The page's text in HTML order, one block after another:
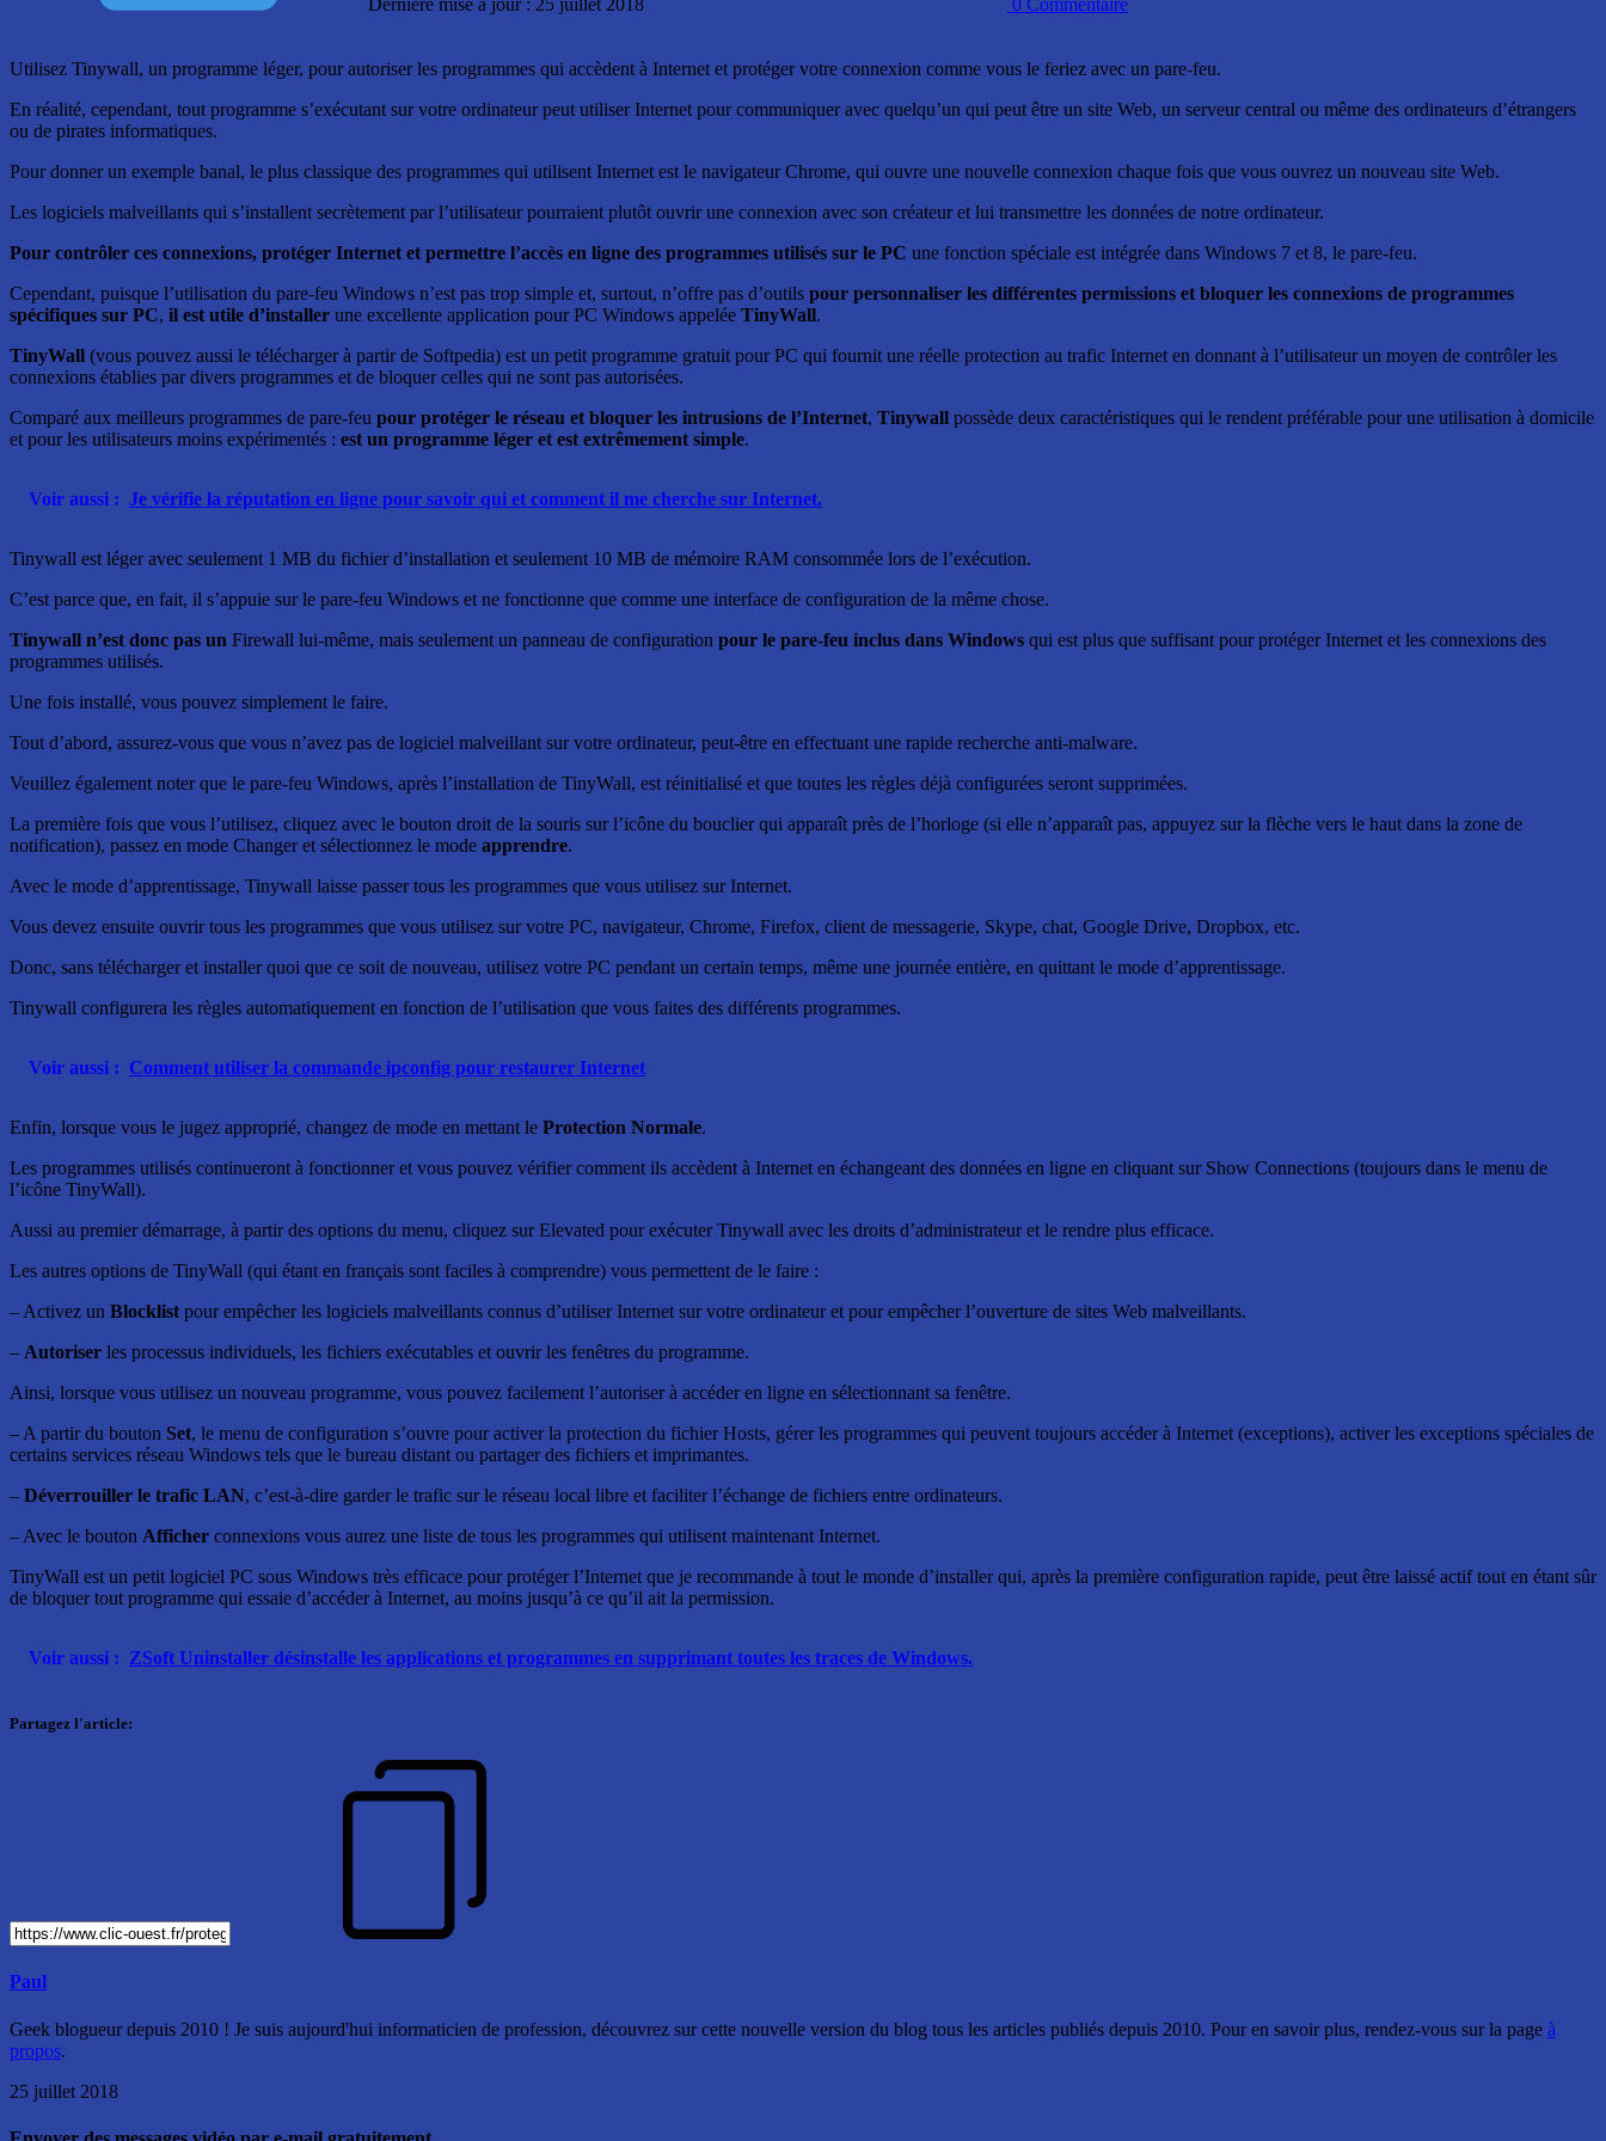
Utilisez Tinywall, un programme léger, pour autoriser les programmes qui accèdent à Internet et protéger votre connexion comme vous le feriez avec un pare-feu.
En réalité, cependant, tout programme s’exécutant sur votre ordinateur peut utiliser Internet pour communiquer avec quelqu’un qui peut être un site Web, un serveur central ou même des ordinateurs d’étrangers
ou de pirates informatiques.
Pour donner un exemple banal, le plus classique des programmes qui utilisent Internet est le navigateur Chrome, qui ouvre une nouvelle connexion chaque fois que vous ouvrez un nouveau site Web.
Les logiciels malveillants qui s’installent secrètement par l’utilisateur pourraient plutôt ouvrir une connexion avec son créateur et lui transmettre les données de notre ordinateur.
Pour contrôler ces connexions, protéger Internet et permettre l’accès en ligne des programmes utilisés sur le PC une fonction spéciale est intégrée dans Windows 7 et 8, le pare-feu.
Cependant, puisque l’utilisation du pare-feu Windows n’est pas trop simple et, surtout, n’offre pas d’outils pour personnaliser les différentes permissions et bloquer les connexions de programmes
spécifiques sur PC, il est utile d’installer une excellente application pour PC Windows appelée TinyWall.
TinyWall (vous pouvez aussi le télécharger à partir de Softpedia) est un petit programme gratuit pour PC qui fournit une réelle protection au trafic Internet en donnant à l’utilisateur un moyen de contrôler les
connexions établies par divers programmes et de bloquer celles qui ne sont pas autorisées.
Comparé aux meilleurs programmes de pare-feu pour protéger le réseau et bloquer les intrusions de l’Internet, Tinywall possède deux caractéristiques qui le rendent préférable pour une utilisation à domicile
et pour les utilisateurs moins expérimentés : est un programme léger et est extrêmement simple.
Voir aussi : Je vérifie la réputation en ligne pour savoir qui et comment il me cherche sur Internet.
Tinywall est léger avec seulement 1 MB du fichier d’installation et seulement 10 MB de mémoire RAM consommée lors de l’exécution.
C’est parce que, en fait, il s’appuie sur le pare-feu Windows et ne fonctionne que comme une interface de configuration de la même chose.
Tinywall n’est donc pas un Firewall lui-même, mais seulement un panneau de configuration pour le pare-feu inclus dans Windows qui est plus que suffisant pour protéger Internet et les connexions des
programmes utilisés.
Une fois installé, vous pouvez simplement le faire.
Tout d’abord, assurez-vous que vous n’avez pas de logiciel malveillant sur votre ordinateur, peut-être en effectuant une rapide recherche anti-malware.
Veuillez également noter que le pare-feu Windows, après l’installation de TinyWall, est réinitialisé et que toutes les règles déjà configurées seront supprimées.
La première fois que vous l’utilisez, cliquez avec le bouton droit de la souris sur l’icône du bouclier qui apparaît près de l’horloge (si elle n’apparaît pas, appuyez sur la flèche vers le haut dans la zone de
notification), passez en mode Changer et sélectionnez le mode apprendre.
Avec le mode d’apprentissage, Tinywall laisse passer tous les programmes que vous utilisez sur Internet.
Vous devez ensuite ouvrir tous les programmes que vous utilisez sur votre PC, navigateur, Chrome, Firefox, client de messagerie, Skype, chat, Google Drive, Dropbox, etc.
Donc, sans télécharger et installer quoi que ce soit de nouveau, utilisez votre PC pendant un certain temps, même une journée entière, en quittant le mode d’apprentissage.
Tinywall configurera les règles automatiquement en fonction de l’utilisation que vous faites des différents programmes.
Voir aussi : Comment utiliser la commande ipconfig pour restaurer Internet
Enfin, lorsque vous le jugez approprié, changez de mode en mettant le Protection Normale.
Les programmes utilisés continueront à fonctionner et vous pouvez vérifier comment ils accèdent à Internet en échangeant des données en ligne en cliquant sur Show Connections (toujours dans le menu de
l’icône TinyWall).
Aussi au premier démarrage, à partir des options du menu, cliquez sur Elevated pour exécuter Tinywall avec les droits d’administrateur et le rendre plus efficace.
Les autres options de TinyWall (qui étant en français sont faciles à comprendre) vous permettent de le faire :
– Activez un Blocklist pour empêcher les logiciels malveillants connus d’utiliser Internet sur votre ordinateur et pour empêcher l’ouverture de sites Web malveillants.
– Autoriser les processus individuels, les fichiers exécutables et ouvrir les fenêtres du programme.
Ainsi, lorsque vous utilisez un nouveau programme, vous pouvez facilement l’autoriser à accéder en ligne en sélectionnant sa fenêtre.
– A partir du bouton Set, le menu de configuration s’ouvre pour activer la protection du fichier Hosts, gérer les programmes qui peuvent toujours accéder à Internet (exceptions), activer les exceptions spéciales de
certains services réseau Windows tels que le bureau distant ou partager des fichiers et imprimantes.
– Déverrouiller le trafic LAN, c’est-à-dire garder le trafic sur le réseau local libre et faciliter l’échange de fichiers entre ordinateurs.
– Avec le bouton Afficher connexions vous aurez une liste de tous les programmes qui utilisent maintenant Internet.
TinyWall est un petit logiciel PC sous Windows très efficace pour protéger l’Internet que je recommande à tout le monde d’installer qui, après la première configuration rapide, peut être laissé actif tout en étant sûr
de bloquer tout programme qui essaie d’accéder à Internet, au moins jusqu’à ce qu’il ait la permission.
Voir aussi : ZSoft Uninstaller désinstalle les applications et programmes en supprimant toutes les traces de Windows.
Partagez l'article:
Paul
Geek blogueur depuis 2010 ! Je suis aujourd'hui informaticien de profession, découvrez sur cette nouvelle version du blog tous les articles publiés depuis 2010. Pour en savoir plus, rendez-vous sur la page à
propos.
25 juillet 2018